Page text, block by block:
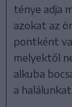
ténye adja
azokat az
pontként
melyektől
alkuba
a